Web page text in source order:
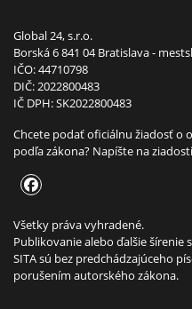
Global 24, s.r.o.
Borská 6 841 04 Bratislava -
IČO: 44710798
DIČ: 2022800483
IČ DPH: SK2022800483
Chcete podať oficiálnu žiadosť o
podľa zákona? Napíšte na
Všetky práva vyhradené.
Publikovanie alebo ďalšie šírenie
SITA sú bez predchádzajúceho
porušením autorského zákona.